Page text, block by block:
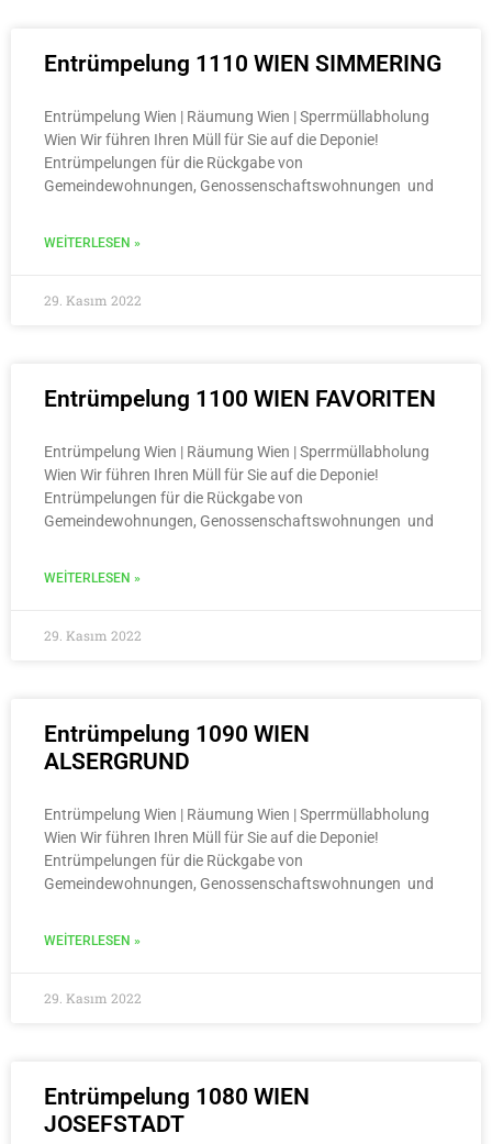
Entrümpelung 1110 WIEN SIMMERING
Entrümpelung Wien | Räumung Wien | Sperrmüllabholung
Wien Wir führen Ihren Müll für Sie auf die Deponie!
Entrümpelungen für die Rückgabe von
Gemeindewohnungen, Genossenschaftswohnungen und
WEITERLESEN »
29. Kasım 2022
Entrümpelung 1100 WIEN FAVORITEN
Entrümpelung Wien | Räumung Wien | Sperrmüllabholung
Wien Wir führen Ihren Müll für Sie auf die Deponie!
Entrümpelungen für die Rückgabe von
Gemeindewohnungen, Genossenschaftswohnungen und
WEITERLESEN »
29. Kasım 2022
Entrümpelung 1090 WIEN
ALSERGRUND
Entrümpelung Wien | Räumung Wien | Sperrmüllabholung
Wien Wir führen Ihren Müll für Sie auf die Deponie!
Entrümpelungen für die Rückgabe von
Gemeindewohnungen, Genossenschaftswohnungen und
WEITERLESEN »
29. Kasım 2022
Entrümpelung 1080 WIEN
JOSEFSTADT